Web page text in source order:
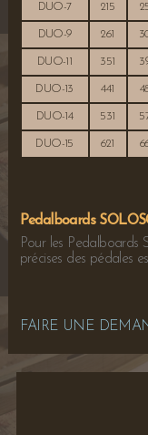
DUO-7 215
DUO-9 261
DUO-11 351
DUO-13 441
DUO-14 531
DUO-15 621
Pedalboards
Pour les
précises des pédales
FAIRE UNE